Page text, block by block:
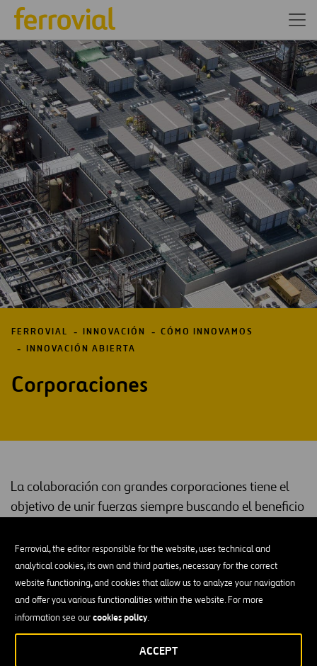
Ferrovial, the editor responsible for the website, uses technical and
analytical cookies, its own and third parties, necessary for the correct
website functioning, and cookies that allow us to analyze your navigation
and offer you various functionalities within the website. For more
information see ourcookies policy.
ACCEPT
FERROVIAL INNOVACIÓN
CÓMO INNOVAMOS
INNOVACIÓN ABIERTA
Corporaciones
La colaboración con grandes corporaciones tiene el
objetivo de unir fuerzas siempre buscando el beneficio
la gestión de la innovación, y aumentar la capacidad
de atracción de cara al ecosistema de startups.
La colaboración entre empresas implica unbeneficio mutuo
ambas partes ya sea mediante el desarrollo conjunto de una
que dicha unión puede atraer astartups